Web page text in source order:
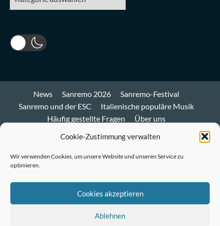
Cookie-Zustimmung verwalten
Wir verwenden Cookies, um unsere Website und unseren Service zu
optimieren.
Cookies akzeptieren
Ablehnen
News Sanremo 2026
Sanremo-Festival
Sanremo und der ESC
Italienische populäre Musik
Häufig gestellte Fragen
Über uns
Mastodon
Twitter
LinkedIn